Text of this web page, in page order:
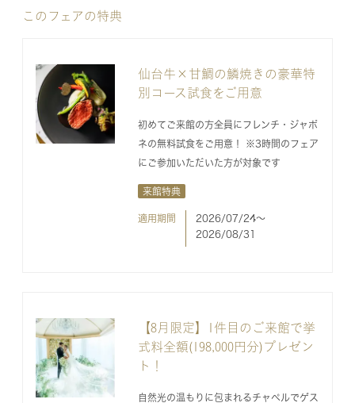
このフェアの特典
仙台牛×甘鯛の鱗焼きの豪華特
別コース試食をご用意
初めてご来館の方全員にフレンチ・ジャポ
ネの無料試食をご用意！ ※3時間のフェア
にご参加いただいた方が対象です
来館特典
適用期間
2026/07/24〜
2026/08/31
【8月限定】1件目のご来館で挙
式料全額(198,000円分)プレゼン
ト！
自然光の温もりに包まれるチャペルでゲス